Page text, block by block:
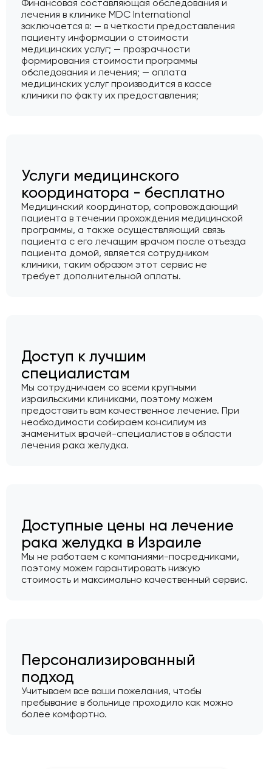
Финансовая составляющая обследования и
лечения в клинике MDC International
заключается в: — в четкости предоставления
пациенту информации о стоимости
медицинских услуг; — прозрачности
формирования стоимости программы
обследования и лечения; — оплата
медицинских услуг производится в кассе
клиники по факту их предоставления;
Услуги медицинского
координатора - бесплатно
Медицинский координатор, сопровождающий
пациента в течении прохождения медицинской
программы, а также осуществляющий связь
пациента с его лечащим врачом после отъезда
пациента домой, является сотрудником
клиники, таким образом этот сервис не
требует дополнительной оплаты.
Доступ к лучшим
специалистам
Мы сотрудничаем со всеми крупными
израильскими клиниками, поэтому можем
предоставить вам качественное лечение. При
необходимости собираем консилиум из
знаменитых врачей-специалистов в области
лечения рака желудка.
Доступные цены на лечение
рака желудка в Израиле
Мы не работаем с компаниями-посредниками,
поэтому можем гарантировать низкую
стоимость и максимально качественный сервис.
Персонализированный
подход
Учитываем все ваши пожелания, чтобы
пребывание в больнице проходило как можно
более комфортно.